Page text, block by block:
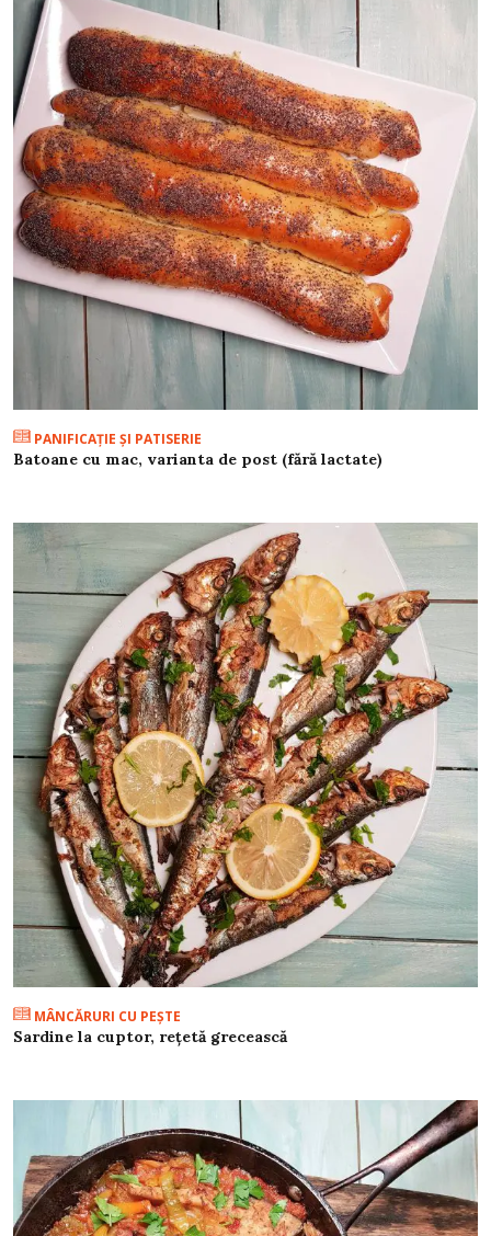
PANIFICAŢIE ŞI PATISERIE
Batoane cu mac, varianta de post (fără lactate)
MÂNCĂRURI CU PEŞTE
Sardine la cuptor, rețetă grecească